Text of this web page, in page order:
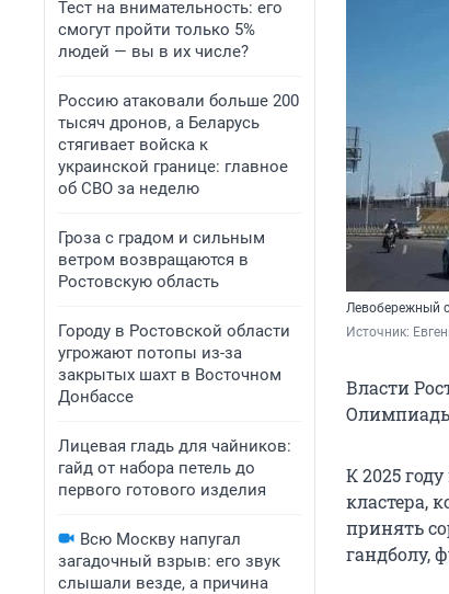
Тест на внимательность: его
смогут пройти только 5%
людей — вы в их числе?
Россию атаковали больше 200
тысяч дронов, а Беларусь
стягивает войска к
украинской границе: главное
об СВО за неделю
Гроза с градом и сильным
ветром возвращаются в
Ростовскую область
Городу в Ростовской области
угрожают потопы из-за
закрытых шахт в Восточном
Донбассе
Лицевая гладь для чайников:
гайд от набора петель до
первого готового изделия
Всю Москву напугал
загадочный взрыв: его звук
слышали везде, а причина
Левобережный
Источник:
Власти
Олимпиады
К 2025
кластера,
принять
гандболу,